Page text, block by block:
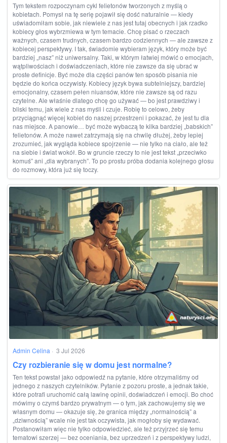
Tym tekstem rozpoczynam cykl felietonów tworzonych z myślą o
kobietach. Pomysł na tę serię pojawił się dość naturalnie — kiedy
uświadomiłam sobie, jak niewiele z nas jest tutaj obecnych i jak rzadko
kobiecy głos wybrzmiewa w tym temacie. Chcę pisać o rzeczach
ważnych, czasem trudnych, czasem bardzo codziennych — ale zawsze z
kobiecej perspektywy. I tak, świadomie wybieram język, który może być
bardziej „nasz” niż uniwersalny. Taki, w którym łatwiej mówić o emocjach,
wątpliwościach i doświadczeniach, które nie zawsze da się ubrać w
proste definicje. Być może dla części panów ten sposób pisania nie
będzie do końca oczywisty. Kobiecy język bywa subtelniejszy, bardziej
emocjonalny, czasem pełen niuansów, które nie zawsze są od razu
czytelne. Ale właśnie dlatego chcę go używać — bo jest prawdziwy i
bliski temu, jak wiele z nas myśli i czuje. Robię to celowo, żeby
przyciągnąć więcej kobiet do naszej przestrzeni i pokazać, że jest tu dla
nas miejsce. A panowie… być może wybaczą te kilka bardziej „babskich”
felietonów. A może nawet zatrzymają się na chwilę dłużej, żeby lepiej
zrozumieć, jak wygląda kobiece spojrzenie — nie tylko na ciało, ale też
na siebie i świat wokół. Bo w gruncie rzeczy to nie jest tekst „przeciwko
komuś” ani „dla wybranych”. To po prostu próba dodania kolejnego głosu
do rozmowy, która już się toczy.
Admin Celina · 3 Jul 2026
Czy rozbieranie się w domu jest normalne?
Ten tekst powstał jako odpowiedź na pytanie, które otrzymaliśmy od
jednego z naszych czytelników. Pytanie z pozoru proste, a jednak takie,
które potrafi uruchomić całą lawinę opinii, doświadczeń i emocji. Bo choć
mówimy o czymś bardzo prywatnym — o tym, jak zachowujemy się we
własnym domu — okazuje się, że granica między „normalnością” a
„dziwnością” wcale nie jest tak oczywista, jak mogłoby się wydawać.
Postanowiłam więc nie tylko odpowiedzieć, ale też przyjrzeć się temu
tematowi szerzej — bez oceniania, bez uprzedzeń i z perspektywy ludzi,